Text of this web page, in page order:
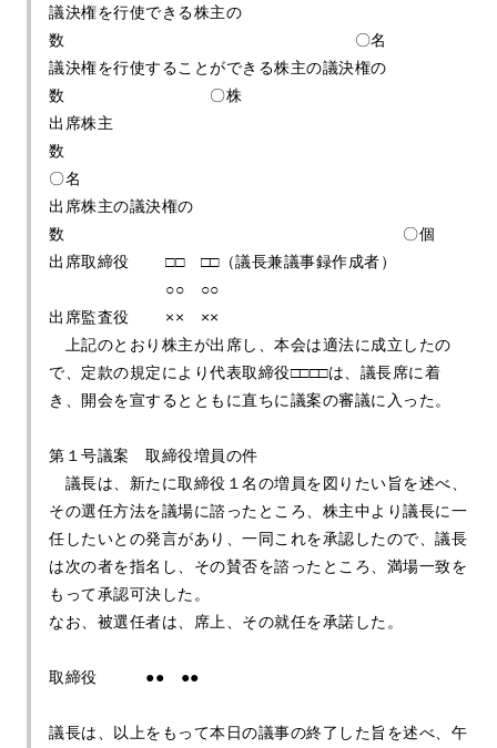
議決権を行使できる株主の
数 〇名
議決権を行使することができる株主の議決権の
数 〇株
出席株主
数
〇名
出席株主の議決権の
数 〇個
出席取締役 □□ □□（議長兼議事録作成者）
○○ ○○
出席監査役 ×× ××
上記のとおり株主が出席し、本会は適法に成立したの
で、定款の規定により代表取締役□□□□は、議長席に着
き、開会を宣するとともに直ちに議案の審議に入った。
第１号議案 取締役増員の件
議長は、新たに取締役１名の増員を図りたい旨を述べ、
その選任方法を議場に諮ったところ、株主中より議長に一
任したいとの発言があり、一同これを承認したので、議長
は次の者を指名し、その賛否を諮ったところ、満場一致を
もって承認可決した。
なお、被選任者は、席上、その就任を承諾した。
取締役 ●● ●●
議長は、以上をもって本日の議事の終了した旨を述べ、午